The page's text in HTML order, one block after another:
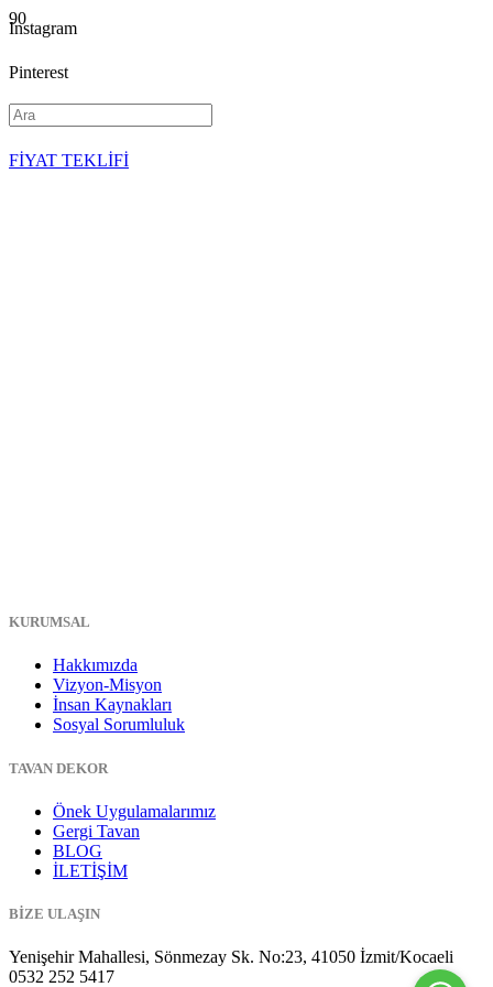
Instagram
Pinterest
YouTube
FİYAT TEKLİFİ
KURUMSAL
Hakkımızda
Vizyon-Misyon
İnsan Kaynakları
Sosyal Sorumluluk
TAVAN DEKOR
Önek Uygulamalarımız
Gergi Tavan
BLOG
İLETİŞİM
BİZE ULAŞIN
Yenişehir Mahallesi, Sönmezay Sk. No:23, 41050 İzmit/Kocaeli
0532 252 5417